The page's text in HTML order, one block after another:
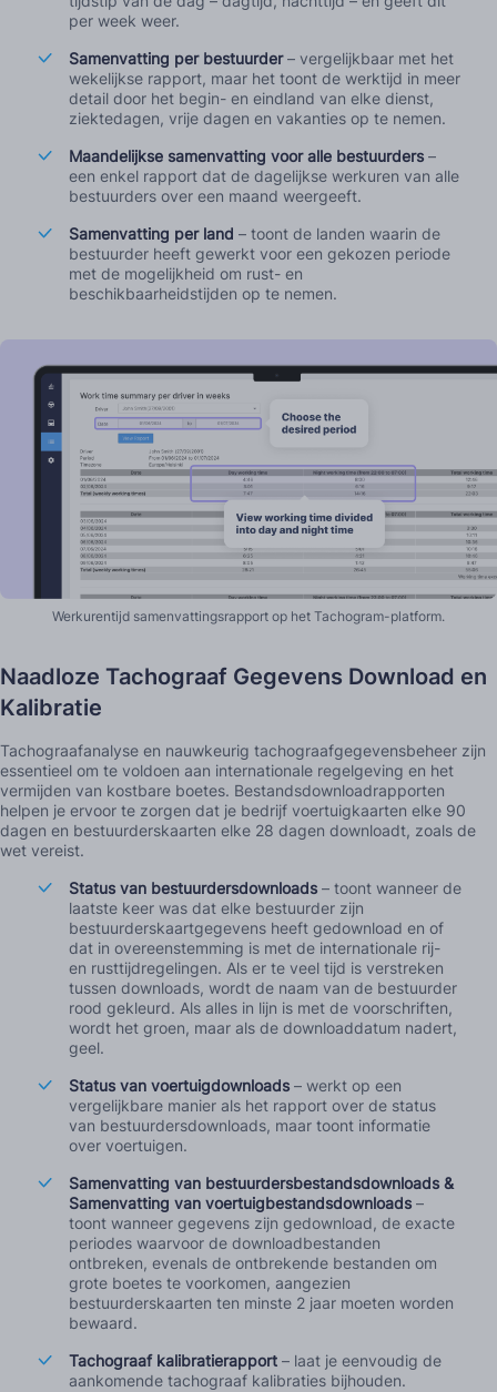
per week weer.
Samenvatting per bestuurder– vergelijkbaar met het
wekelijkse rapport, maar het toont de werktijd in meer
detail door het begin- en eindland van elke dienst,
ziektedagen, vrije dagen en vakanties op te nemen.
Maandelijkse samenvatting voor alle bestuurders –
een enkel rapport dat de dagelijkse werkuren van alle
bestuurders over een maand weergeeft.
Samenvatting per land – toont de landen waarin de
bestuurder heeft gewerkt voor een gekozen periode
met de mogelijkheid om rust- en
beschikbaarheidstijden op te nemen.
Werkurentijd samenvattingsrapport op het Tachogram-platform.
Naadloze Tachograaf Gegevens Download en
Kalibratie
Tachograafanalyse en nauwkeurig tachograafgegevensbeheer zijn
essentieel om te voldoen aan internationale regelgeving en het
vermijden van kostbare boetes. Bestandsdownloadrapporten
helpen je ervoor te zorgen dat je bedrijf voertuigkaarten elke 90
dagen en bestuurderskaarten elke 28 dagen downloadt, zoals de
wet vereist.
Status van bestuurdersdownloads – toont wanneer de
laatste keer was dat elke bestuurder zijn
bestuurderskaartgegevens heeft gedownload en of
dat in overeenstemming is met de internationale rij-
en rusttijdregelingen. Als er te veel tijd is verstreken
tussen downloads, wordt de naam van de bestuurder
rood gekleurd. Als alles in lijn is met de voorschriften,
wordt het groen, maar als de downloaddatum nadert,
geel.
Status van voertuigdownloads – werkt op een
vergelijkbare manier als het rapport over de status
van bestuurdersdownloads, maar toont informatie
over voertuigen.
Samenvatting van bestuurdersbestandsdownloads &
Samenvatting van voertuigbestandsdownloads –
toont wanneer gegevens zijn gedownload, de exacte
periodes waarvoor de downloadbestanden
ontbreken, evenals de ontbrekende bestanden om
grote boetes te voorkomen, aangezien
bestuurderskaarten ten minste 2 jaar moeten worden
bewaard.
Tachograaf kalibratierapport – laat je eenvoudig de
aankomende tachograaf kalibraties bijhouden.